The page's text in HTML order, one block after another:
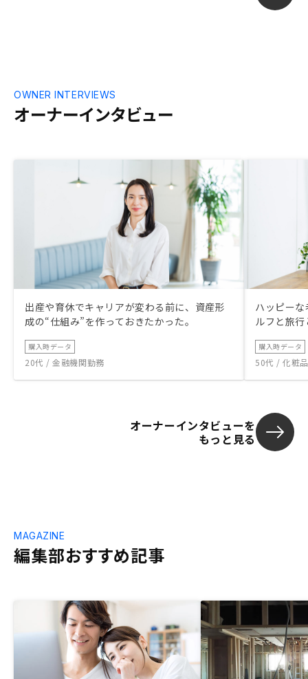
オーナーインタビュー
OWNER INTERVIEWS
出産や育休でキャリアが変わる前に、資産形
成の“仕組み”を作っておきたかった。
購入時データ
20代 / 金融機関勤務
ハッピー
ルフと旅
購入時データ
50代 / 化粧
オーナーインタビューを
もっと見る
編集部おすすめ記事
MAGAZINE